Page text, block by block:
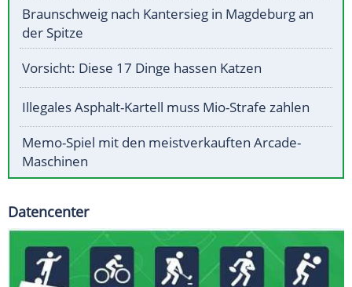
Braunschweig nach Kantersieg in Magdeburg an
der Spitze
Vorsicht: Diese 17 Dinge hassen Katzen
Illegales Asphalt-Kartell muss Mio-Strafe zahlen
Memo-Spiel mit den meistverkauften Arcade-
Maschinen
Datencenter